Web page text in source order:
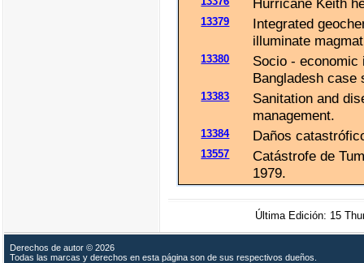
Hurricane Keith
13379
Integrated
illuminate
13380
Socio - economic
Bangladesh case
13383
Sanitation and
management.
13384 Daños
13557
Catástrofe de
1979.
Última Edición: 15
Derechos de autor © 2026
Todas las marcas y derechos en esta página son de sus respectivos dueños.